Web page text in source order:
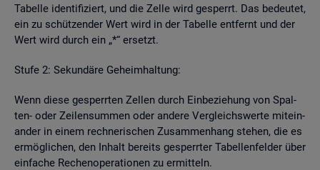
Ta­bel­le iden­ti­fi­ziert, und die Zelle wird ge­sperrt. Das be­deu­tet,
ein zu schüt­zen­der Wert wird in der Ta­bel­le ent­fernt und der
Wert wird durch ein „*“ er­setzt.
Stufe 2: Se­kun­dä­re Ge­heim­hal­tung:
Wenn diese ge­sperr­ten Zel­len durch Ein­be­zie­hung von Spal­
ten- oder Zei­len­sum­men oder an­de­re Ver­gleichs­wer­te mit­ein­
an­der in einem rech­ne­ri­schen Zu­sam­men­hang ste­hen, die es
er­mög­li­chen, den In­halt be­reits ge­sperr­ter Ta­bel­len­fel­der über
ein­fa­che Re­chen­ope­ra­tio­nen zu er­mit­teln.